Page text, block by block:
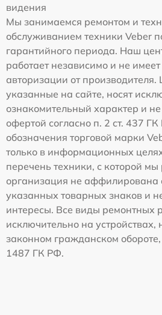
видения
Мы занимаемся ремонтом и
обслуживанием техники Veber
гарантийного периода. Наш
работает независимо и не
авторизации от
указанные на сайте, носят
ознакомительный характер и
офертой согласно п. 2 ст. 437
обозначения торговой марки
только в информационных
перечень техники, с которой
организация не аффилирована
указанных товарных знаков и
интересы. Все виды ремонтных
исключительно на
законном гражданском обороте,
1487 ГК РФ.